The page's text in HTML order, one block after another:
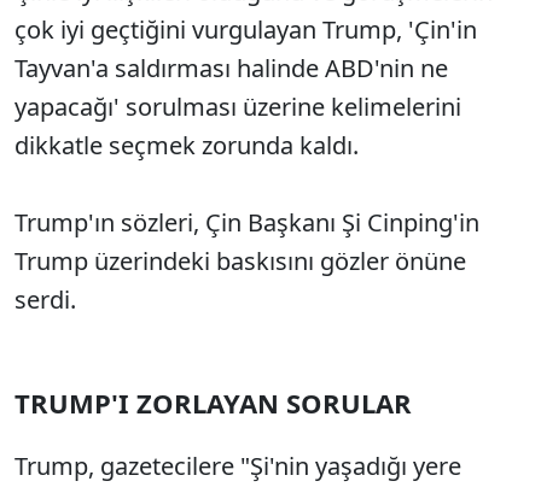
çok iyi geçtiğini vurgulayan Trump, 'Çin'in
Tayvan'a saldırması halinde ABD'nin ne
yapacağı' sorulması üzerine kelimelerini
dikkatle seçmek zorunda kaldı.
Trump'ın sözleri, Çin Başkanı Şi Cinping'in
Trump üzerindeki baskısını gözler önüne
serdi.
TRUMP'I ZORLAYAN SORULAR
Trump, gazetecilere "Şi'nin yaşadığı yere